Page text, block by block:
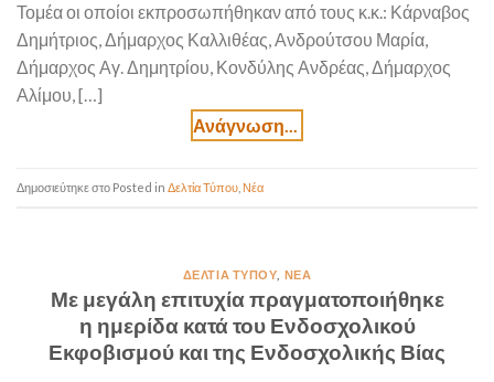
Τομέα οι οποίοι εκπροσωπήθηκαν από τους κ.κ.: Κάρναβος
Δημήτριος, Δήμαρχος Καλλιθέας, Ανδρούτσου Μαρία,
Δήμαρχος Αγ. Δημητρίου, Κονδύλης Ανδρέας, Δήμαρχος
Αλίμου, […]
Posted in Δελτία Τύπου Νέα
ΔΕΛΤΊΑ ΤΎΠΟΥ ΝΈΑ
Με μεγάλη επιτυχία πραγματοποιήθηκε
η ημερίδα κατά του Ενδοσχολικού
Εκφοβισμού και της Ενδοσχολικής Βίας